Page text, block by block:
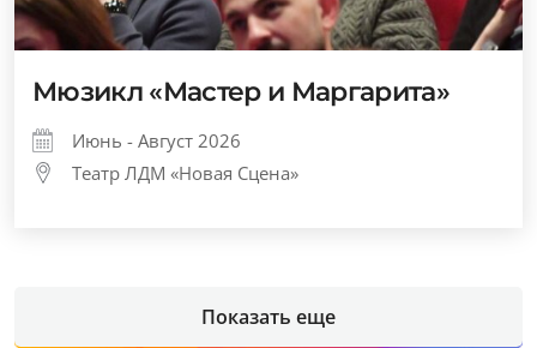
Мюзикл «Мастер и Маргарита»
Июнь - Август 2026
Театр ЛДМ «Новая Сцена»
Показать еще